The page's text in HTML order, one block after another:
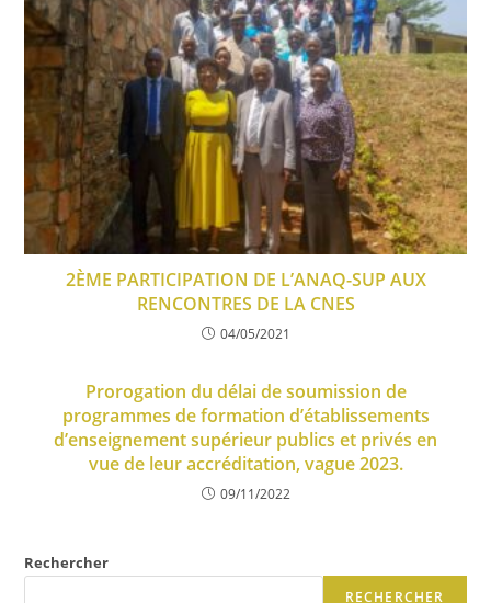
2ÈME PARTICIPATION DE L’ANAQ-SUP AUX
RENCONTRES DE LA CNES
04/05/2021
Prorogation du délai de soumission de
programmes de formation d’établissements
d’enseignement supérieur publics et privés en
vue de leur accréditation, vague 2023.
09/11/2022
Rechercher
RECHERCHER